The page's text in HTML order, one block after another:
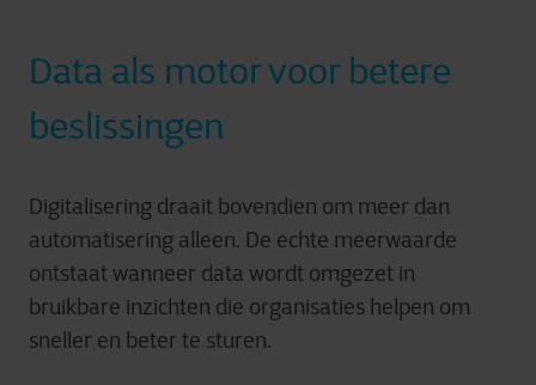
Data als motor voor betere
beslissingen
Digitalisering draait bovendien om meer dan
automatisering alleen. De echte meerwaarde
ontstaat wanneer data wordt omgezet in
bruikbare inzichten die organisaties helpen om
sneller en beter te sturen.